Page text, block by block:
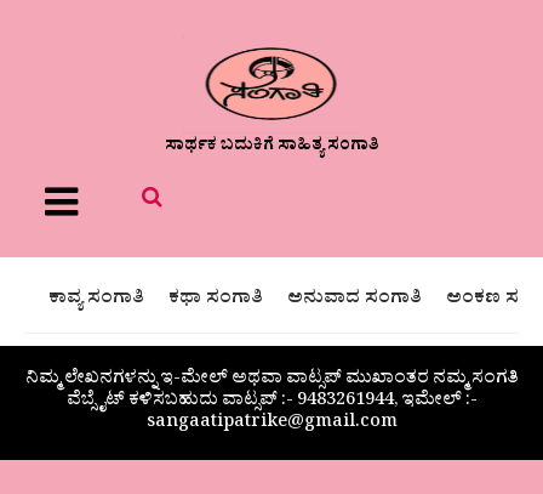
ಸಾರ್ಥಕ ಬದುಕಿಗೆ ಸಾಹಿತ್ಯ ಸಂಗಾತಿ
Menu
ಕಾವ್ಯ ಸಂಗಾತಿ ಕಥಾ ಸಂಗಾತಿ ಅನುವಾದ ಸಂಗಾತಿ ಅಂಕಣ
ನಿಮ್ಮ ಲೇಖನಗಳನ್ನು ಇ-ಮೇಲ್ ಅಥವಾ ವಾಟ್ಸಪ್ ಮುಖಾಂತರ ನಮ್ಮ ಸಂಗತಿ
ವೆಬ್ಸೈಟ್ ಕಳಿಸಬಹುದು ವಾಟ್ಸಪ್‌ :- 9483261944, ಇಮೇಲ್ :-
sangaatipatrike@gmail.com